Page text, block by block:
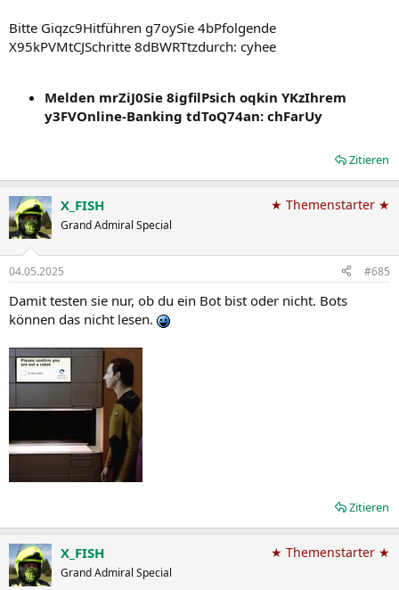
Bitte Giqzc9Hitführen g7oySie 4bPfolgende
X95kPVMtCJSchritte 8dBWRTtzdurch: cyhee
Melden mrZiJ0Sie 8igfilPsich oqkin YKzIhrem
y3FVOnline-Banking tdToQ74an: chFarUy
Zitieren
X_FISH
Grand Admiral Special
★ Themenstarter ★
04.05.2025 #685
Damit testen sie nur, ob du ein Bot bist oder nicht. Bots
können das nicht lesen.
Zitieren
X_FISH
Grand Admiral Special
★ Themenstarter ★